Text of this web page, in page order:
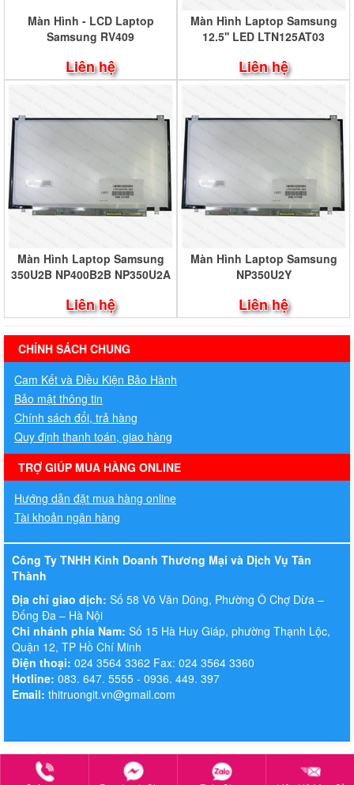
Màn Hình - LCD Laptop
Samsung RV409
Liên hệ
Màn Hình Laptop Samsung
12.5'' LED LTN125AT03
Liên hệ
Màn Hình Laptop Samsung
350U2B NP400B2B NP350U2A
Liên hệ
Màn Hình Laptop Samsung
NP350U2Y
Liên hệ
hermes handbags outlet online
CHÍNH SÁCH CHUNG
Cam Kết và Điều Kiện Bảo Hành
Bảo mật thông tin
Chính sách đổi, trả hàng
Quy định thanh toán, giao hàng
TRỢ GIÚP MUA HÀNG ONLINE
Hướng dẫn đặt mua hàng online
Tài khoản ngân hàng
Công Ty TNHH Kinh Doanh Thương Mại và Dịch Vụ Tân
Thành
Địa chỉ giao dịch: Số 58 Võ Văn Dũng, Phường Ô Chợ Dừa –
Đống Đa – Hà Nội
Chi nhánh phía Nam: Số 15 Hà Huy Giáp, phường Thạnh Lộc,
Quận 12, TP Hồ Chí Minh
Điện thoại: 024 3564 3362 Fax: 024 3564 3360
Hotline: 083. 647. 5555 - 0936. 449. 397
Email: thitruongit.vn@gmail.com